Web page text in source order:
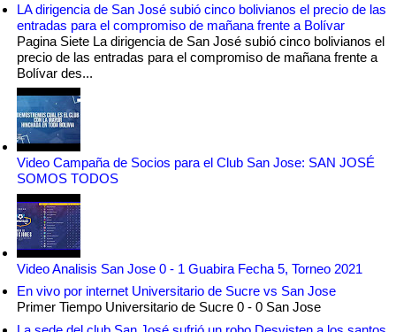
LA dirigencia de San José subió cinco bolivianos el precio de las
entradas para el compromiso de mañana frente a Bolívar
Pagina Siete La dirigencia de San José subió cinco bolivianos el
precio de las entradas para el compromiso de mañana frente a
Bolívar des...
Video Campaña de Socios para el Club San Jose: SAN JOSÉ
SOMOS TODOS
Video Analisis San Jose 0 - 1 Guabira Fecha 5, Torneo 2021
En vivo por internet Universitario de Sucre vs San Jose
Primer Tiempo Universitario de Sucre 0 - 0 San Jose